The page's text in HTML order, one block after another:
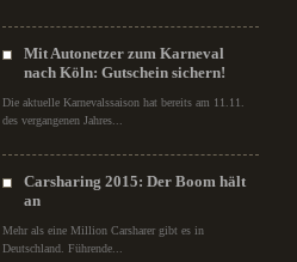
Mit Autonetzer zum Karneval
nach Köln: Gutschein sichern!
Die aktuelle Karnevalssaison hat bereits am 11.11.
des vergangenen Jahres...
Carsharing 2015: Der Boom hält
an
Mehr als eine Million Carsharer gibt es in
Deutschland. Führende...